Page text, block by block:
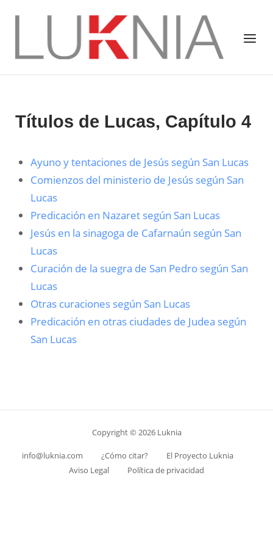
Menú
Títulos de Lucas, Capítulo 4
Ayuno y tentaciones de Jesús según San Lucas
Comienzos del ministerio de Jesús según San
Lucas
Predicación en Nazaret según San Lucas
Jesús en la sinagoga de Cafarnaún según San
Lucas
Curación de la suegra de San Pedro según San
Lucas
Otras curaciones según San Lucas
Predicación en otras ciudades de Judea según
San Lucas
Copyright © 2026 Luknia
info@luknia.com ¿Cómo citar?
El Proyecto Luknia
Aviso Legal
Política de privacidad